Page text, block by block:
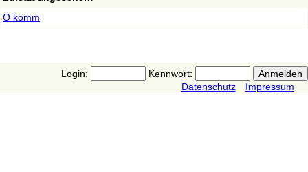
O komm
Login:
Kennwort:
Datenschutz
Impressum